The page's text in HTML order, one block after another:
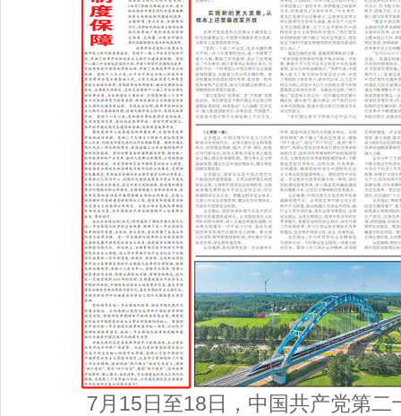
7月15日至18日，中国共产党第二